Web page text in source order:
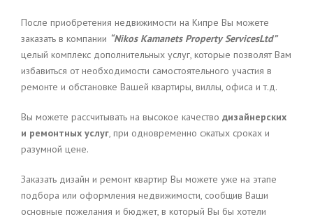
После приобретения недвижимости на Кипре Вы можете
заказать в компании “Nikos Kamanets Property ServicesLtd”
целый комплекс дополнительных услуг, которые позволят Вам
избавиться от необходимости самостоятельного участия в
ремонте и обстановке Вашей квартиры, виллы, офиса и т.д.
Вы можете рассчитывать на высокое качество дизайнерских
и ремонтных услуг, при одновременно сжатых сроках и
разумной цене.
Заказать дизайн и ремонт квартир Вы можете уже на этапе
подбора или оформления недвижимости, сообщив Ваши
основные пожелания и бюджет, в который Вы бы хотели